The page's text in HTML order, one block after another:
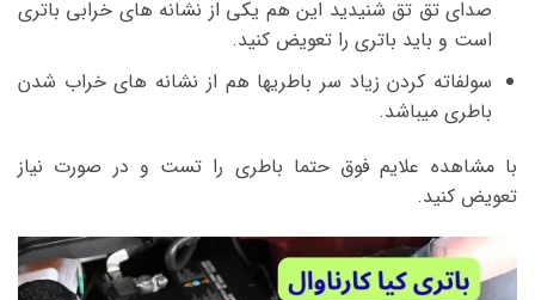
صدای تق تق شنیدید این هم یکی از نشانه های خرابی باتری
است و باید باتری را تعویض کنید.
سولفاته کردن زیاد سر باطریها هم از نشانه های خراب شدن
باطری میباشد.
با مشاهده علایم فوق حتما باطری را تست و در صورت نیاز
تعویض کنید.